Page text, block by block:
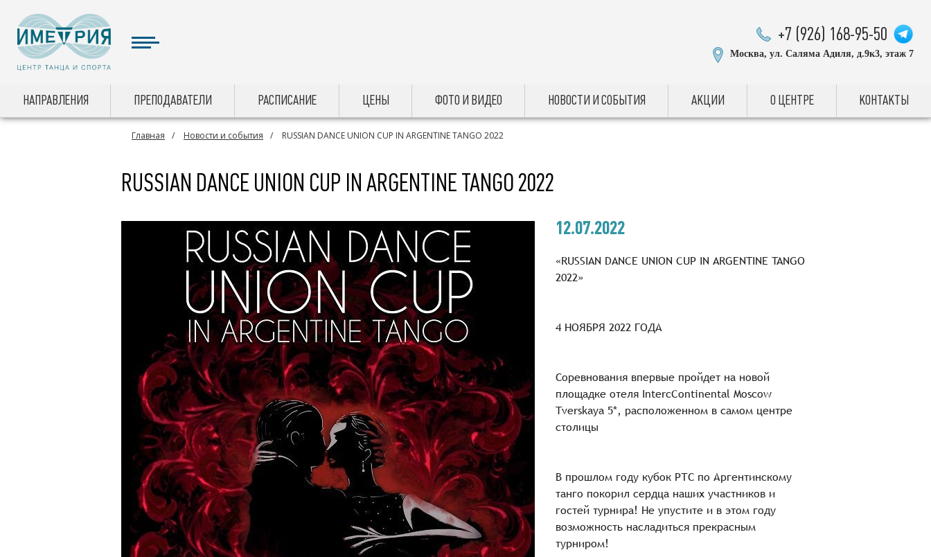
+7 (926) 168-95-50
Москва, ул. Саляма Адиля, д.9к3, этаж 7
НАПРАВЛЕНИЯ ПРЕПОДАВАТЕЛИ РАСПИСАНИЕ ЦЕНЫ ФОТО И ВИДЕО НОВОСТИ И СОБЫТИЯ АКЦИИ О ЦЕНТРЕ КОНТАКТЫ
Главная Новости и события RUSSIAN DANCE UNION CUP IN ARGENTINE TANGO 2022
RUSSIAN DANCE UNION CUP IN ARGENTINE TANGO 2022
12.07.2022
«RUSSIAN DANCE UNION CUP IN ARGENTINE TANGO
2022»
4 НОЯБРЯ 2022 ГОДА
Соревнования впервые пройдет на новой
площадке отеля IntercContinental Moscow
Tverskaya 5*, расположенном в самом центре
столицы
В прошлом году кубок РТС по Аргентинскому
танго покорил сердца наших участников и
гостей турнира! Не упустите и в этом году
возможность насладиться прекрасным
турниром!